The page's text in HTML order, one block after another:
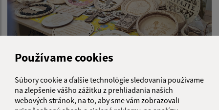
Používame cookies
Súbory cookie a ďalšie technológie sledovania používame
na zlepšenie vášho zážitku z prehliadania našich
webových stránok, na to, aby sme vám zobrazovali
Veľkonočné tvorivé dielne 18.03.2026